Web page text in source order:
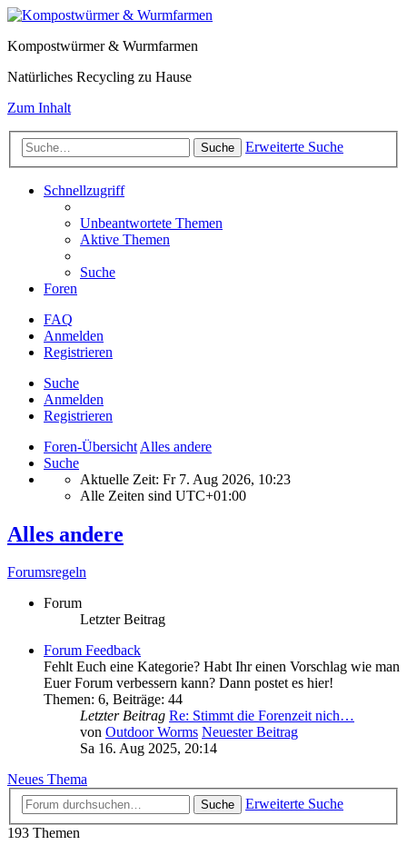
Kompostwürmer & Wurmfarmen
Natürliches Recycling zu Hause
Zum Inhalt
Suche Erweiterte Suche
Schnellzugriff
Unbeantwortete Themen
Aktive Themen
Suche
Foren
FAQ
Anmelden
Registrieren
Suche
Anmelden
Registrieren
Foren-Übersicht Alles andere
Suche
Aktuelle Zeit: Fr 7. Aug 2026, 10:23
Alle Zeiten sind UTC+01:00
Alles andere
Forumsregeln
Forum
Letzter Beitrag
Forum Feedback
Fehlt Euch eine Kategorie? Habt Ihr einen Vorschlag wie man
Euer Forum verbessern kann? Dann postet es hier!
Themen: 6, Beiträge: 44
Letzter Beitrag Re: Stimmt die Forenzeit nich…
von Outdoor Worms Neuester Beitrag
Sa 16. Aug 2025, 20:14
Neues Thema
Suche
Erweiterte Suche
193 Themen